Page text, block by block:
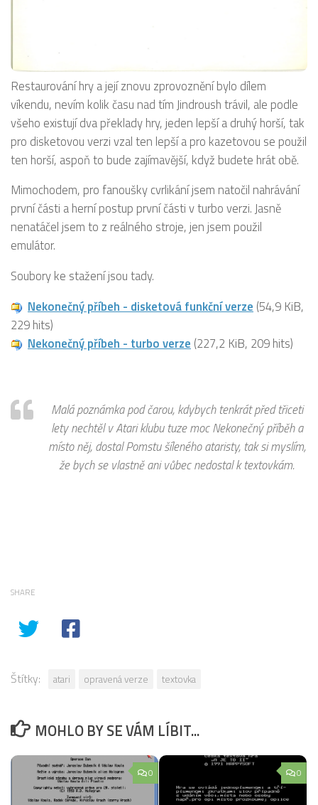
Restaurování hry a její znovu zprovoznění bylo dílem
víkendu, nevím kolik času nad tím Jindroush trávil, ale podle
všeho existují dva překlady hry, jeden lepší a druhý horší, tak
pro disketovou verzi vzal ten lepší a pro kazetovou se použil
ten horší, aspoň to bude zajímavější, když budete hrát obě.
Mimochodem, pro fanoušky cvrlikání jsem natočil nahrávání
první části a herní postup první části v turbo verzi. Jasně
nenatáčel jsem to z reálného stroje, jen jsem použil
emulátor.
Soubory ke stažení jsou tady.
Nekonečný příbeh - disketová funkční verze (54,9 KiB,
229 hits)
Nekonečný příbeh - turbo verze (227,2 KiB, 209 hits)
Malá poznámka pod čarou, kdybych tenkrát před třiceti
lety nechtěl v Atari klubu tuze moc Nekonečný příběh a
místo něj, dostal Pomstu šíleného ataristy, tak si myslím,
že bych se vlastně ani vůbec nedostal k textovkám.
SHARE
Štítky: atari opravená verze textovka
MOHLO BY SE VÁM LÍBIT...
0 0